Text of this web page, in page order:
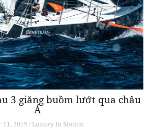
3 giăng buồm lướt qua châu
Á
11, 2019 / Luxury In Motion